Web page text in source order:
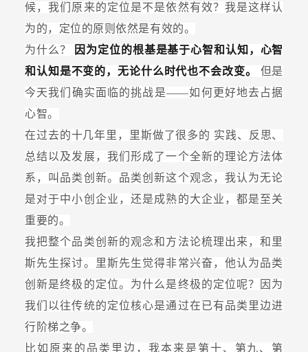
候，我们原来的定位是不是依然有效？我是这样认
为的，定位的原则依然是有效的。
为什么？
因为定位的根基是基于心智和认知，心智
和认知是不变的，无论什么时代也不会改变。 但是
今天我们确实面临的挑战是——如何更好地去占据
心智。
在过去的十几年里，里斯做了很多的 实践、反思、
总结以及发展，我们形成了一个全新的理论方法体
系，叫品类创新。品类创新这个观念，我认为无论
是对于中小创企业，还是成熟的大企业，都是至关
重要的。
我把整个品类创新的观念和方法论梳理出来，和里
斯先生探讨。里斯先生觉得非常兴奋，他认为品类
创新是终极的定位。为什么是终极的定位呢？因为
我们以往传统的定位核心是通过在已有品类里边进
行阶梯之争。
比如原来的品类里边，我本来是第十、第九、第